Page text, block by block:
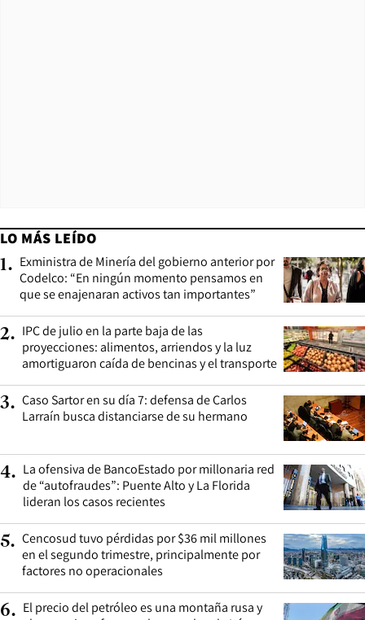
LO MÁS LEÍDO
1. Exministra de Minería del gobierno anterior por
Codelco: “En ningún momento pensamos en
que se enajenaran activos tan importantes”
2. IPC de julio en la parte baja de las
proyecciones: alimentos, arriendos y la luz
amortiguaron caída de bencinas y el transporte
3. Caso Sartor en su día 7: defensa de Carlos
Larraín busca distanciarse de su hermano
4. La ofensiva de BancoEstado por millonaria red
de “autofraudes”: Puente Alto y La Florida
lideran los casos recientes
5. Cencosud tuvo pérdidas por $36 mil millones
en el segundo trimestre, principalmente por
factores no operacionales
6. El precio del petróleo es una montaña rusa y